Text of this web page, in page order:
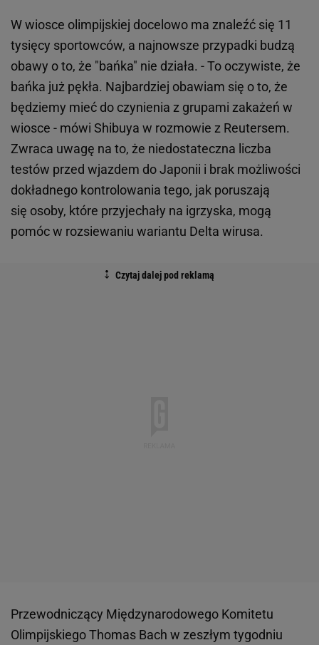
W wiosce olimpijskiej docelowo ma znaleźć się 11
tysięcy sportowców, a najnowsze przypadki budzą
obawy o to, że "bańka" nie działa. - To oczywiste, że
bańka już pękła. Najbardziej obawiam się o to, że
będziemy mieć do czynienia z grupami zakażeń w
wiosce - mówi Shibuya w rozmowie z Reutersem.
Zwraca uwagę na to, że niedostateczna liczba
testów przed wjazdem do Japonii i brak możliwości
dokładnego kontrolowania tego, jak poruszają
się osoby, które przyjechały na igrzyska, mogą
pomóc w rozsiewaniu wariantu Delta wirusa.
Przewodniczący Międzynarodowego Komitetu
Olimpijskiego Thomas Bach w zeszłym tygodniu